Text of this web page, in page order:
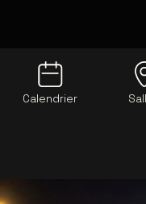
Calendrier